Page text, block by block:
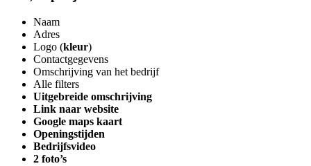
Naam
Adres
Logo (kleur)
Contactgegevens
Omschrijving van het bedrijf
Alle filters
Uitgebreide omschrijving
Link naar website
Google maps kaart
Openingstijden
Bedrijfsvideo
2 foto’s